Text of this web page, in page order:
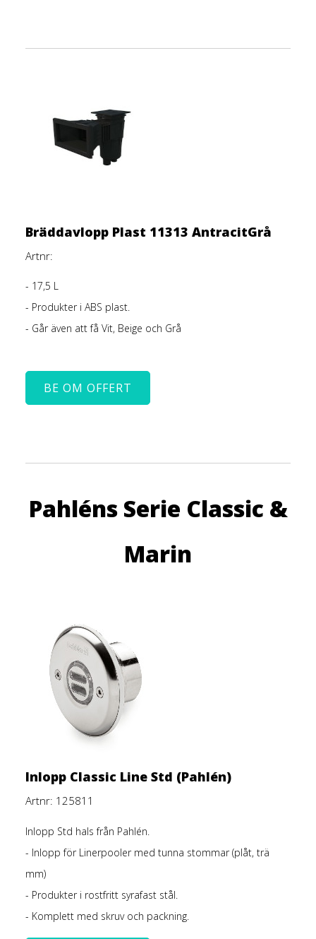
Bräddavlopp Plast 11313 AntracitGrå
Artnr:
- 17,5 L
- Produkter i ABS plast.
- Går även att få Vit, Beige och Grå
BE OM OFFERT
Pahléns Serie Classic &
Marin
Inlopp Classic Line Std (Pahlén)
Artnr: 125811
Inlopp Std hals från Pahlén.
- Inlopp för Linerpooler med tunna stommar (plåt, trä
mm)
- Produkter i rostfritt syrafast stål.
- Komplett med skruv och packning.